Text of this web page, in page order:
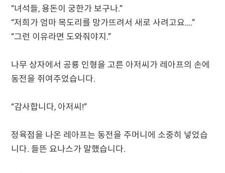
“녀석들, 용돈이 궁한가 보구나.”
“저희가 엄마 목도리를 망가뜨려서 새로 사려고요….”
“그런 이유라면 도와줘야지.”
나무 상자에서 공룡 인형을 고른 아저씨가 레아프의 손에
동전을 쥐여주었습니다.
“감사합니다, 아저씨!”
정육점을 나온 레아프는 동전을 주머니에 소중히 넣었습
니다. 들뜬 요나스가 말했습니다.